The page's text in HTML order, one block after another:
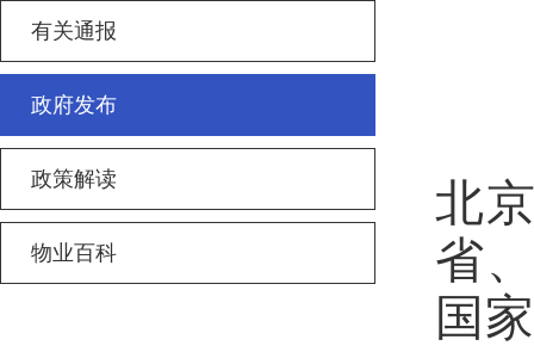
有关通报
政府发布
政策解读
物业百科
北
省
国